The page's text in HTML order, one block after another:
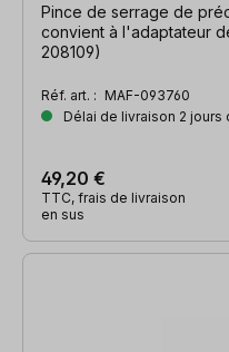
Pince de serrage de
convient à l'adaptateur
208109)
Réf. art. : MAF-093760
Délai de livraison 2 jours
49,20 €
TTC, frais de livraison
en sus